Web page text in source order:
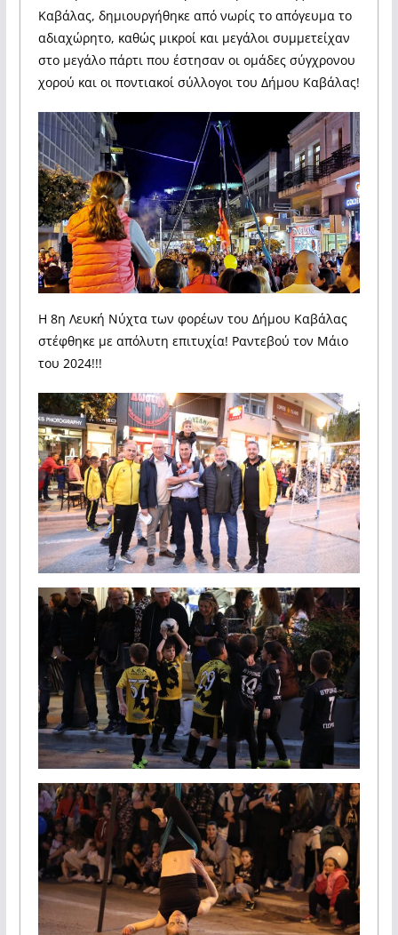
Καβάλας, δημιουργήθηκε από νωρίς το απόγευμα το
αδιαχώρητο, καθώς μικροί και μεγάλοι συμμετείχαν
στο μεγάλο πάρτι που έστησαν οι ομάδες σύγχρονου
χορού και οι ποντιακοί σύλλογοι του Δήμου Καβάλας!
Η 8η Λευκή Νύχτα των φορέων του Δήμου Καβάλας
στέφθηκε με απόλυτη επιτυχία! Ραντεβού τον Μάιο
του 2024!!!